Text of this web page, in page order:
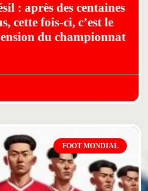
: après des centaines
cette fois-ci, c’est le
du championnat
FOOT MONDIAL